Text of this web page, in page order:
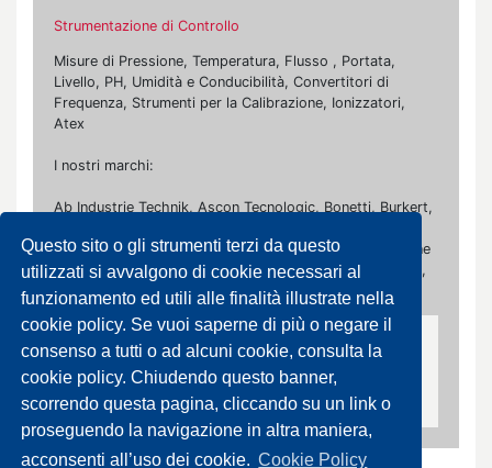
Questo sito o gli strumenti terzi da questo
utilizzati si avvalgono di cookie necessari al
funzionamento ed utili alle finalità illustrate nella
cookie policy. Se vuoi saperne di più o negare il
consenso a tutti o ad alcuni cookie, consulta la
cookie policy. Chiudendo questo banner,
scorrendo questa pagina, cliccando su un link o
proseguendo la navigazione in altra maniera,
acconsenti all’uso dei cookie. Cookie Policy
Strumentazione di Controllo
Misure di Pressione, Temperatura, Flusso , Portata,
Livello, PH, Umidità e Conducibilità, Convertitori di
Frequenza, Strumenti per la Calibrazione, Ionizzatori,
Atex
I nostri marchi:
Ab Industrie Technik, Ascon Tecnologic, Bonetti, Burkert,
Johnson Controls, La Tecnica Fluidi, Maddalena, Officine
Orobiche, Omet, Rubinetterie Paracchini, Siemens, Smc,
Spirax Sarco, Termaden, Wika
Conducibilità
Misuratori di Conducibilità